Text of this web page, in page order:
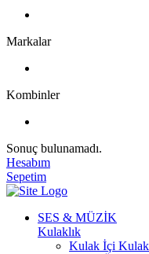
Markalar
Kombinler
Sonuç bulunamadı.
Hesabım
Sepetim
SES & MÜZİK
Kulaklık
Kulak İçi